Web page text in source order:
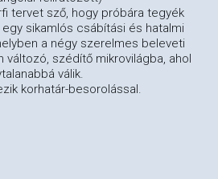
tervet sző, hogy próbára tegyék
sikamlós csábítási és hatalmi
a négy szerelmes beleveti
változó, szédítő mikrovilágba, ahol
válik.
korhatár-besorolással.